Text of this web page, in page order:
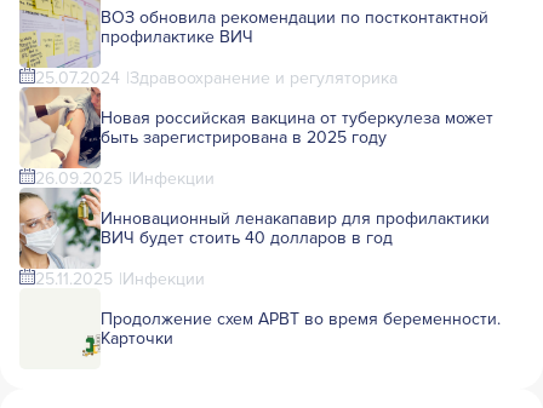
ВОЗ обновила рекомендации по постконтактной
профилактике ВИЧ
25.07.2024 Здравоохранение и регуляторика
Новая российская вакцина от туберкулеза может
быть зарегистрирована в 2025 году
26.09.2025 Инфекции
Инновационный ленакапавир для профилактики
ВИЧ будет стоить 40 долларов в год
25.11.2025 Инфекции
Продолжение схем АРВТ во время беременности.
Карточки